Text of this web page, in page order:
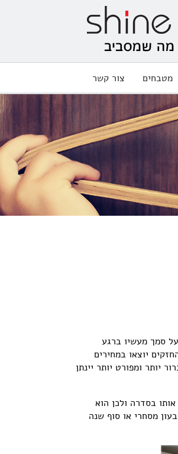
מטבחים צור קשר
על סמך מעשיו ברגע
יוצאו במחירים
יותר ומפורט יותר יינתן
בסדרה ולכן הוא
מסחרי או סוף שנה